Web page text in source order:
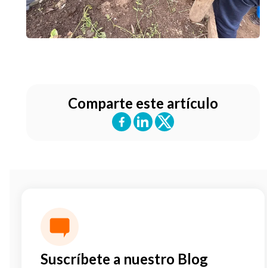
Comparte este artículo
Suscríbete a nuestro Blog